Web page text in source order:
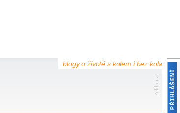
blogy o životě s kolem i bez kola